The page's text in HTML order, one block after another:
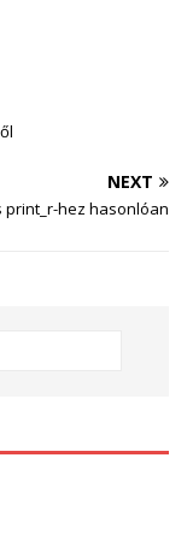
NEXT
print_r-hez hasonlóan